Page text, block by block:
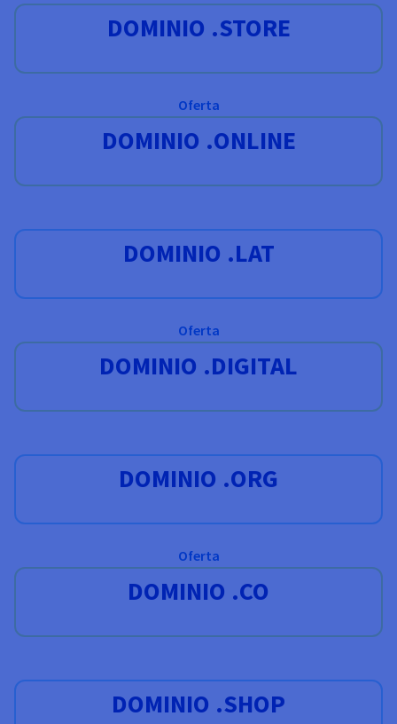
DOMINIO .STORE
Oferta
DOMINIO .ONLINE
DOMINIO .LAT
Oferta
DOMINIO .DIGITAL
DOMINIO .ORG
Oferta
DOMINIO .CO
DOMINIO .SHOP